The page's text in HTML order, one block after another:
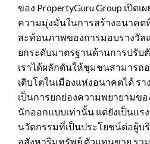
ของ PropertyGuru Group เปิดเ
ความมุ่งมั่นในการสร้างอนาคต
สะท้อนภาพของการมอบรางวัล
ยกระดับมาตรฐานด้านการปรับ
เราได้ผลักดันให้ชุมชนสามารถ
เติบโตในเมืองแห่งอนาคตได้ รา
เป็นการยกย่องความพยายามข
นักออกแบบเท่านั้น แต่ยังเป็นแร
นวัตกรรมที่เป็นประโยชน์ต่อผู้บ
อสังหาริมทรัพย์ ตัวแทนขาย รว